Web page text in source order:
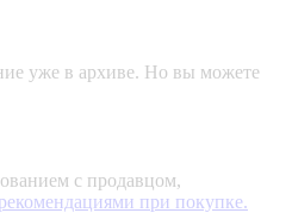
уже в архиве. Но вы можете
с продавцом,
рекомендациями при покупке.